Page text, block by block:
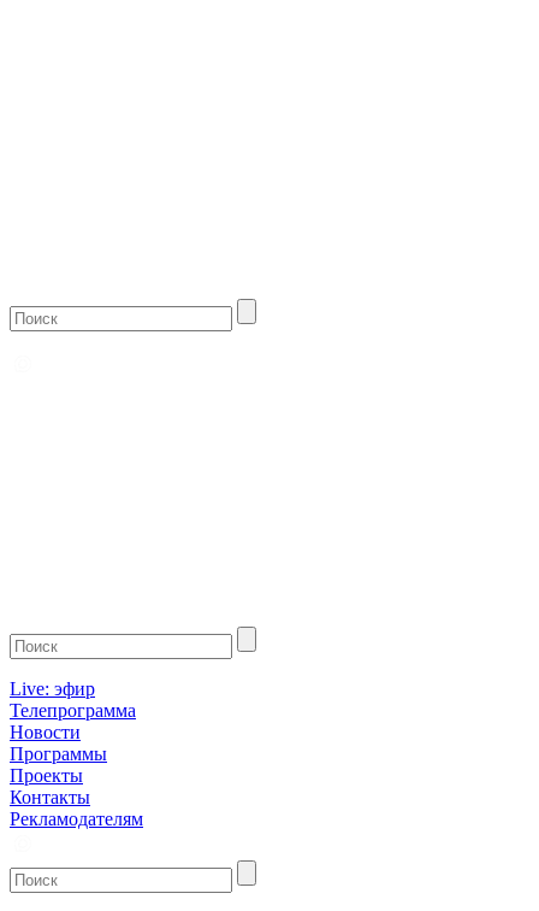
Live: эфир
Телепрограмма
Новости
Программы
Проекты
Контакты
Рекламодателям